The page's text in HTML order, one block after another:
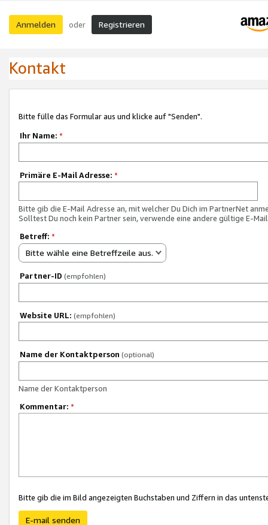
Anmelden oder Registrieren
Kontakt
Bitte fülle das Formular aus und klicke auf "Senden".
Ihr Name: *
Primäre E-Mail Adresse: *
Bitte gib die E-Mail Adresse an, mit welcher Du Dich im PartnerNet
Solltest Du noch kein Partner sein, verwende eine andere gültige E-
Betreff: *
Bitte wähle eine Betreffzeile aus.
Partner-ID (empfohlen)
Website URL: (empfohlen)
Name der Kontaktperson (optional)
Name der Kontaktperson
Kommentar: *
Bitte gib die im Bild angezeigten Buchstaben und Ziffern in das
E-mail senden